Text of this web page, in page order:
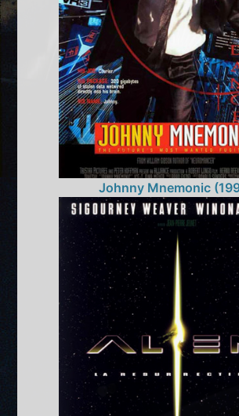
Johnny Mnemonic